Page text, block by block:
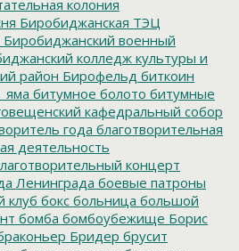
колония
Биробиджанская ТЭЦ
Биробиджанский военный
колледж культуры и
район Бирофельд биткоин
битумное болото битумные
кафедральный собор
года благотворительная
деятельность
концерт
Ленинграда боевые патроны
клуб бокс больница большой
бомба бомбоубежище Борис
Бридер брусит